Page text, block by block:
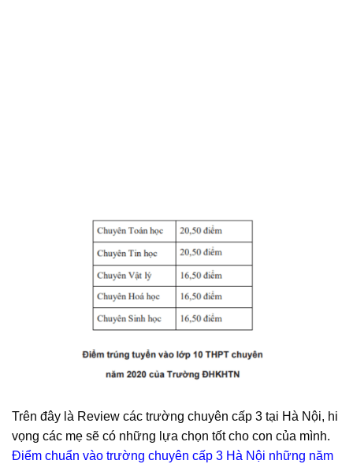
Trên đây là Review các trường chuyên cấp 3 tại Hà Nội, hi
vọng các mẹ sẽ có những lựa chọn tốt cho con của mình.
Điểm chuẩn vào trường chuyên cấp 3 Hà Nội những năm